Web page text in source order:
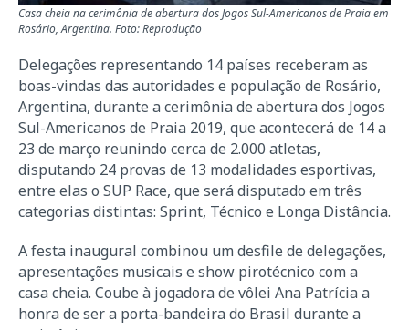
Casa cheia na cerimônia de abertura dos Jogos Sul-Americanos de Praia em
Rosário, Argentina. Foto: Reprodução
Delegações representando 14 países receberam as
boas-vindas das autoridades e população de Rosário,
Argentina, durante a cerimônia de abertura dos Jogos
Sul-Americanos de Praia 2019, que acontecerá de 14 a
23 de março reunindo cerca de 2.000 atletas,
disputando 24 provas de 13 modalidades esportivas,
entre elas o SUP Race, que será disputado em três
categorias distintas: Sprint, Técnico e Longa Distância.
A festa inaugural combinou um desfile de delegações,
apresentações musicais e show pirotécnico com a
casa cheia. Coube à jogadora de vôlei Ana Patrícia a
honra de ser a porta-bandeira do Brasil durante a